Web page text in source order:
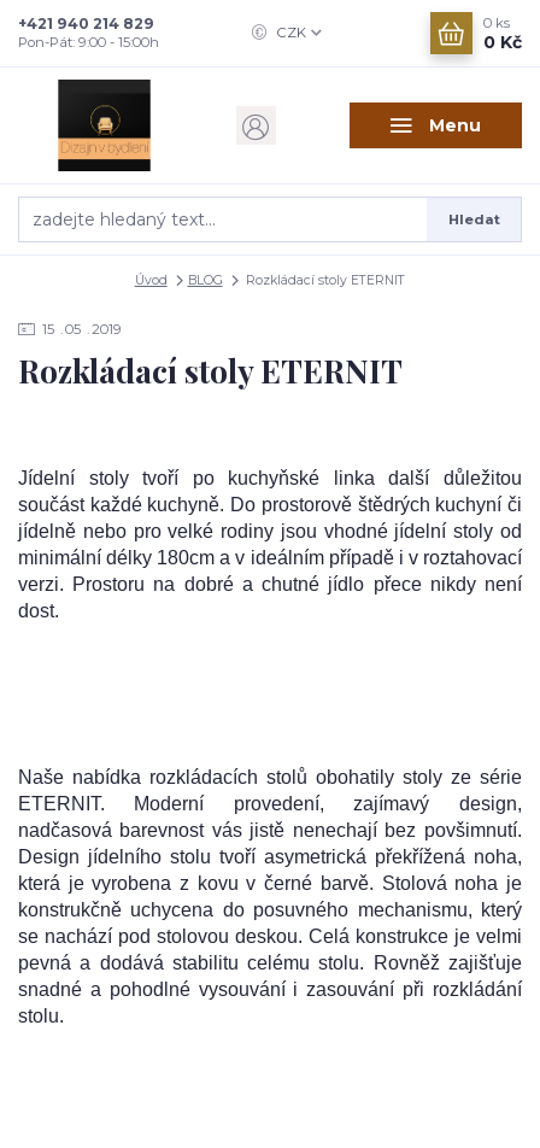
Menu
CZK
Hledat
+421 940 214 829
Pon-Pát: 9:00 - 15:00h
0 ks
0 Kč
Úvod BLOG Rozkládací stoly ETERNIT
15 05 2019
Rozkládací stoly ETERNIT
Jídelní stoly tvoří po kuchyňské linka další důležitou
součást každé kuchyně. Do prostorově štědrých kuchyní či
jídelně nebo pro velké rodiny jsou vhodné jídelní stoly od
minimální délky 180cm a v ideálním případě i v roztahovací
verzi. Prostoru na dobré a chutné jídlo přece nikdy není
dost.
Naše nabídka rozkládacích stolů obohatily stoly ze série
ETERNIT. Moderní provedení, zajímavý design,
nadčasová barevnost vás jistě nenechají bez povšimnutí.
Design jídelního stolu tvoří asymetrická překřížená noha,
která je vyrobena z kovu v černé barvě. Stolová noha je
konstrukčně uchycena do posuvného mechanismu, který
se nachází pod stolovou deskou. Celá konstrukce je velmi
pevná a dodává stabilitu celému stolu. Rovněž zajišťuje
snadné a pohodlné vysouvání i zasouvání při rozkládání
stolu.